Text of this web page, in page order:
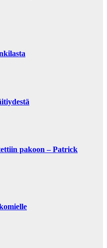
pakoon – Patrick